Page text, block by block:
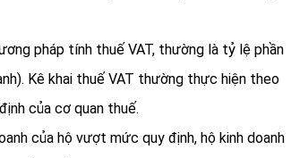
pháp tính thuế VAT, thường là tỷ lệ phần
Kê khai thuế VAT thường thực hiện theo
của cơ quan thuế.
của hộ vượt mức quy định, hộ kinh doanh